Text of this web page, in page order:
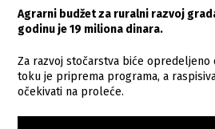
Agrarni budžet za ruralni razvoj
godinu je 19 miliona dinara.
Za razvoj stočarstva biće opredeljeno
toku je priprema programa, a
očekivati na proleće.